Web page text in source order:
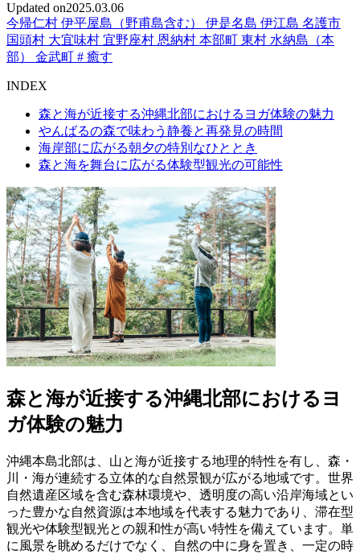
Updated on2025.03.06
今帰仁村 伊平屋島（野甫島含む） 伊是名島 伊江島 名護市
国頭村 大宜味村 宜野座村 恩納村 本部町 東村 水納島（本
部） 金武町 # 癒す
INDEX
森と海が近接する沖縄北部におけるヨガ体験の魅力
やんばるの森で味わう静養と再発見の時間
海岸部に広がる朝夕の特別なひととき
森と海を舞台に広がる体験型観光の可能性
森と海が近接する沖縄北部におけるヨ
ガ体験の魅力
沖縄本島北部は、山と海が近接する地理的特性を有し、森・
川・海が連続する立体的な自然景観が広がる地域です。世界
自然遺産区域を含む森林環境や、透明度の高い沿岸海域とい
った豊かな自然資源は本地域を代表する魅力であり、滞在型
観光や体験型観光との親和性が高い特性を備えています。単
に風景を眺めるだけでなく、自然の中に身を置き、一定の時